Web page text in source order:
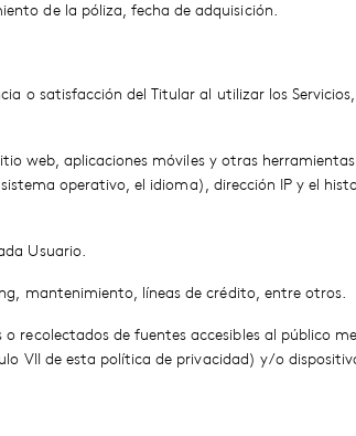
de la póliza, fecha de adquisición.
o satisfacción del Titular al utilizar los
web, aplicaciones móviles y otras
operativo, el idioma), dirección IP y el
Usuario.
mantenimiento, líneas de crédito, entre otros.
recolectados de fuentes accesibles al público
VII de esta política de privacidad) y/o